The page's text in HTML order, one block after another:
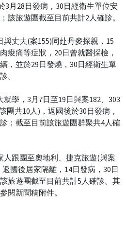
3月28日發病，30日經衛生單位安
該旅遊團截至目前共計2人確診。
與丈夫(案155)同赴丹麥探親，15
痠痛等症狀，20日曾就醫採檢，
，並於29日發燒，30日經衛生單
。
學，3月7日至19日與案182、303
團共10人)，返國後於30日發病，
；截至目前該旅遊團群聚共4人確
人跟團至奧地利、捷克旅遊(與案
返國後居家隔離，14日發病，30日
旅遊團截至目前共計5人確診。其
閱新聞稿附件。